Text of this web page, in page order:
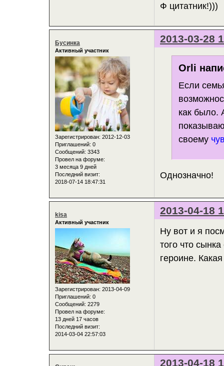
Ф цитатник!)))
2013-03-28
Бусинка
Активный участник
Зарегистрирован: 2012-12-03
Приглашений: 0
Сообщений: 3343
Провел на форуме:
3 месяца 9 дней
Последний визит:
2018-07-14 18:47:31
Orli
Если
как было.
своему
Однозначно!
2013-04-18
kisa
Активный участник
Зарегистрирован: 2013-04-09
Приглашений: 0
Сообщений: 2279
Провел на форуме:
13 дней 17 часов
Последний визит:
2014-03-04 22:57:03
Ну вот и я
того что
героине.
2013-04-18